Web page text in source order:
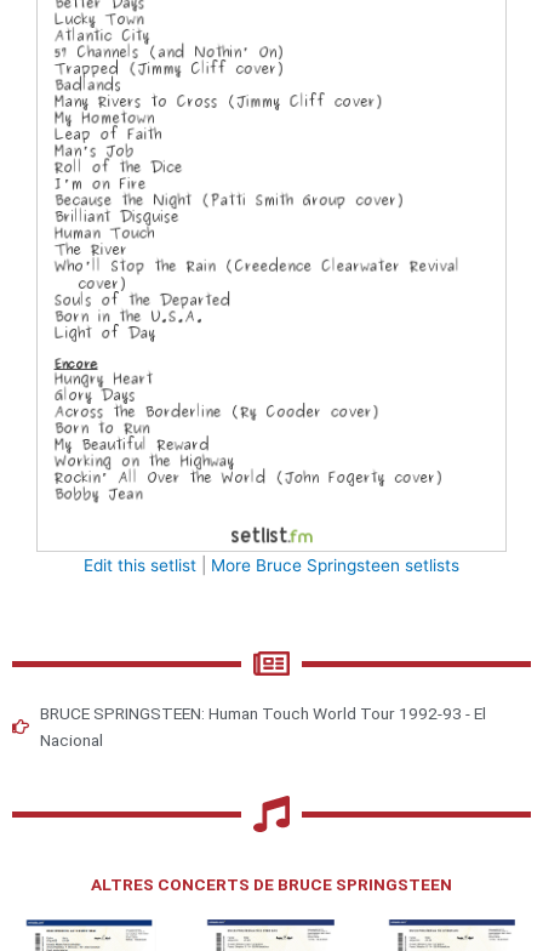
Edit this setlist More Bruce Springsteen setlists
BRUCE SPRINGSTEEN: Human Touch World Tour 1992-93 - El
Nacional
ALTRES CONCERTS DE BRUCE SPRINGSTEEN